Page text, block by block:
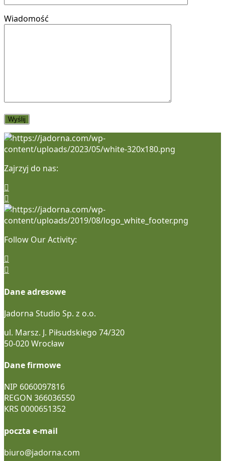
Wiadomość
Zajrzyj do nas:
Follow Our Activity:
Dane adresowe
Jadorna Studio Sp. z o.o.
ul. Marsz. J. Piłsudskiego 74/320
50-020 Wrocław
Dane firmowe
NIP 6060097816
REGON 366036550
KRS 0000651352
poczta e-mail
biuro@jadorna.com